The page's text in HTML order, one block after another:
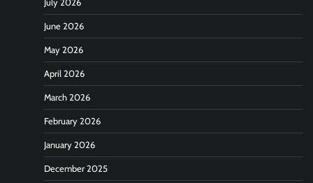
July 2026
June 2026
May 2026
April 2026
March 2026
February 2026
January 2026
December 2025